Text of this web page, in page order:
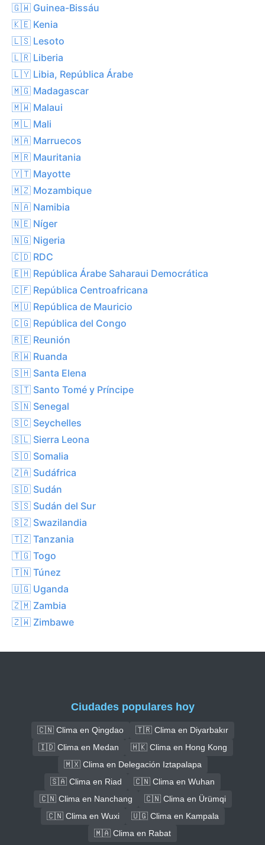
🇬🇼 Guinea-Bissáu
🇰🇪 Kenia
🇱🇸 Lesoto
🇱🇷 Liberia
🇱🇾 Libia, República Árabe
🇲🇬 Madagascar
🇲🇼 Malaui
🇲🇱 Mali
🇲🇦 Marruecos
🇲🇷 Mauritania
🇾🇹 Mayotte
🇲🇿 Mozambique
🇳🇦 Namibia
🇳🇪 Níger
🇳🇬 Nigeria
🇨🇩 RDC
🇪🇭 República Árabe Saharaui Democrática
🇨🇫 República Centroafricana
🇲🇺 República de Mauricio
🇨🇬 República del Congo
🇷🇪 Reunión
🇷🇼 Ruanda
🇸🇭 Santa Elena
🇸🇹 Santo Tomé y Príncipe
🇸🇳 Senegal
🇸🇨 Seychelles
🇸🇱 Sierra Leona
🇸🇴 Somalia
🇿🇦 Sudáfrica
🇸🇩 Sudán
🇸🇸 Sudán del Sur
🇸🇿 Swazilandia
🇹🇿 Tanzania
🇹🇬 Togo
🇹🇳 Túnez
🇺🇬 Uganda
🇿🇲 Zambia
🇿🇼 Zimbawe
Ciudades populares hoy
🇨🇳 Clima en Qingdao
🇹🇷 Clima en Diyarbakır
🇮🇩 Clima en Medan
🇭🇰 Clima en Hong Kong
🇲🇽 Clima en Delegación Iztapalapa
🇸🇦 Clima en Riad
🇨🇳 Clima en Wuhan
🇨🇳 Clima en Nanchang
🇨🇳 Clima en Ürümqi
🇨🇳 Clima en Wuxi
🇺🇬 Clima en Kampala
🇲🇦 Clima en Rabat